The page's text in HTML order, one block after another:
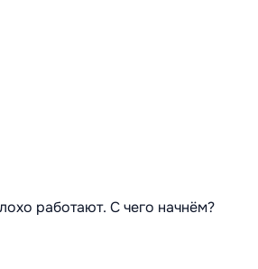
работают. С чего начнём?